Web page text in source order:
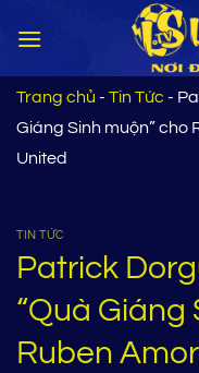
qua
dung
Trang chủ - Tin Tức -
Giáng Sinh muộn” cho
United
TIN TỨC
Patrick
“Quà Giáng
Ruben